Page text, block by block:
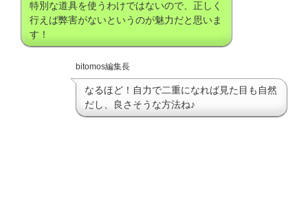
特別な道具を使うわけではないので、正しく
行えば弊害がないというのが魅力だと思いま
す！
bitomos編集長
なるほど！自力で二重になれば見た目も自然
だし、良さそうな方法ね♪